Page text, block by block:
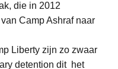
die in 2012
Camp Ashraf naar
Liberty zijn zo zwaar
detention dit het